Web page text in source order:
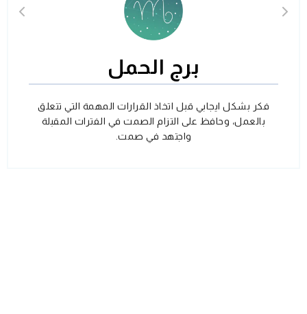
برج الحمل
فكر بشكل ايجابي قبل اتخاذ القرارات المهمة التي تتعلق
بالعمل، وحافظ على التزام الصمت في الفترات المقبلة
واجتهد في صمت.